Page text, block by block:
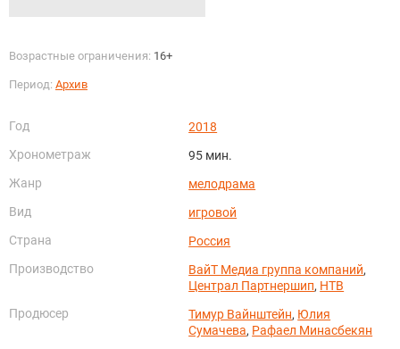
Возрастные ограничения: 16+
Период: Архив
Год
2018
Хронометраж
95 мин.
Жанр
мелодрама
Вид
игровой
Страна
Россия
Производство
ВайТ Медиа группа компаний,
Централ Партнершип, НТВ
Продюсер
Тимур Вайнштейн, Юлия
Сумачева, Рафаел Минасбекян